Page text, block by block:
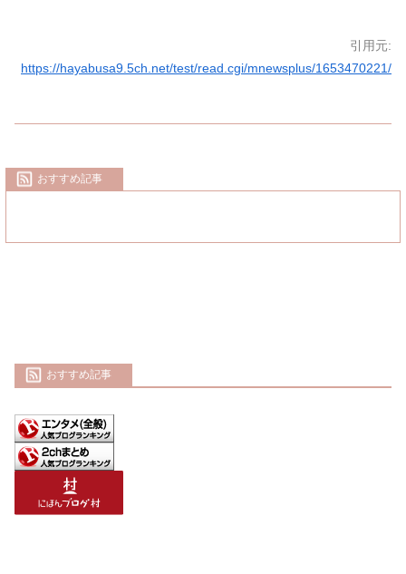
引用元:
https://hayabusa9.5ch.net/test/read.cgi/mnewsplus/1653470221/
おすすめ記事
おすすめ記事